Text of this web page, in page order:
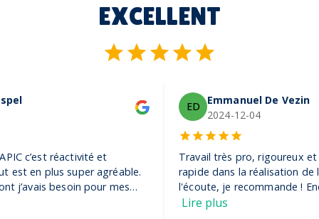
EXCELLENT
Emmanuel De Vezin
Travail très pro, rigoureux et efficace. Ils ont été très
rapide dans la réalisation de la commande et très à
l'écoute, je recommande ! Encore merci, on adore nos